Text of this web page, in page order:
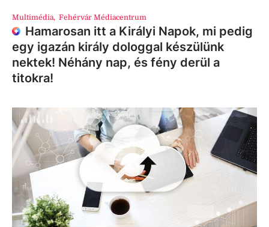
Multimédia, Fehérvár Médiacentrum
Hamarosan itt a Királyi Napok, mi pedig
egy igazán király dologgal készülünk
nektek! Néhány nap, és fény derül a
titokra!